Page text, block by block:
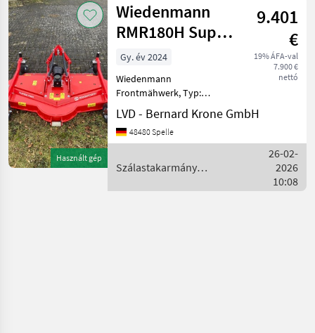
Kategória 4 Ország Szűrők
AKTUÁLIS
ÚTVONAL
Mezőgazdasági
gépek/eszközök
Szalastakarmany
Betakaritok
Kasza
Visszaállítás
1 eredmény
megjelenítése
Használt gép
Wiedenmann
RMR180H Super
Pro
9.401
€
19% ÁFA-val
7.900 €
nettó
Gy. év 2024
Wiedenmann
Frontmähwerk, Typ:
RMR180H, Super Pro,
Heckauswurf, Schnittbreite:
180 cm, Mulchstar,
mit leichten Farbschäden,
LVD - Bernard Krone GmbH
48480 Spelle
Szálastakarmány
Wiedenmann
26-02-
2026
10:08